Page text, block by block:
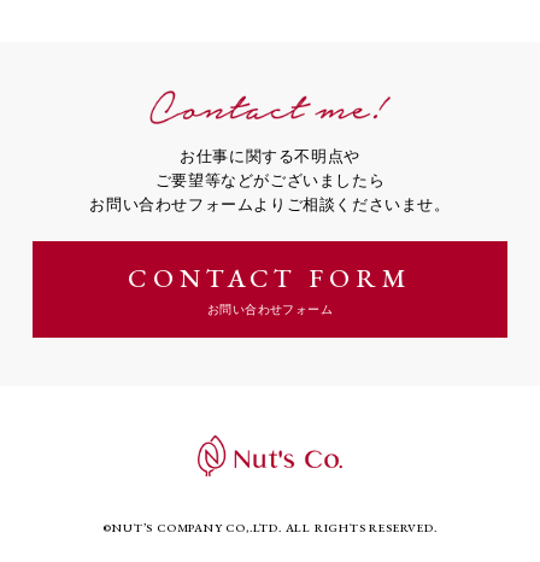
お仕事に関する不明点や
ご要望等などがございましたら
お問い合わせフォームよりご相談くださいませ。
CONTACT FORM
お問い合わせフォーム
©NUT’S COMPANY CO,.LTD. ALL RIGHTS RESERVED.